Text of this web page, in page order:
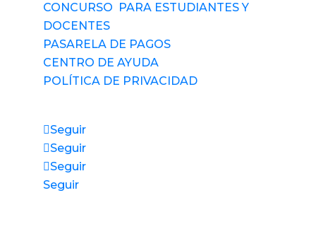
CONCURSO PARA ESTUDIANTES Y
DOCENTES
PASARELA DE PAGOS
CENTRO DE AYUDA
POLÍTICA DE PRIVACIDAD
Seguir
Seguir
Seguir
Seguir